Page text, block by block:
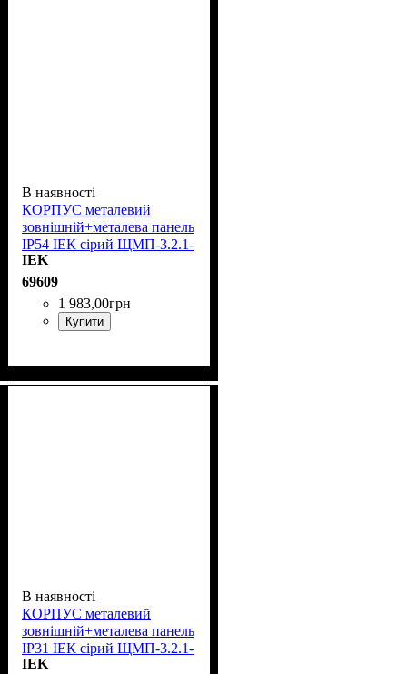
В наявності
КОРПУС металевий
зовнішній+металева панель
IP54 ІЕК сірий ЩМП-3.2.1-
0 74 У2 YKM40-321-54
IEK
69609
1 983,00грн
Купити
В наявності
КОРПУС металевий
зовнішній+металева панель
IP31 ІЕК сірий ЩМП-3.2.1-
0 36 УХЛЗ YKM40-321-31
IEK